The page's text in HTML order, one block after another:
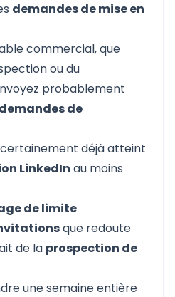
demandes de mise en
commercial, que
ou du
probablement
de
certainement déjà atteint
LinkedIn au moins
de limite
que redoute
de la prospection de
une semaine entière